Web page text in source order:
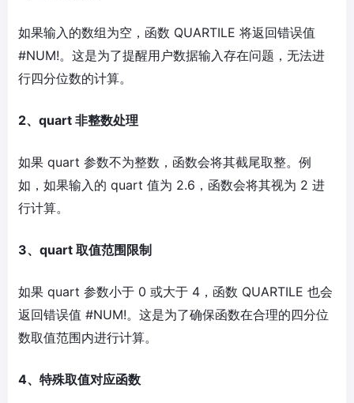
如果输入的数组为空，函数 QUARTILE 将返回错误值
#NUM!。这是为了提醒用户数据输入存在问题，无法进
行四分位数的计算。
2、quart 非整数处理
如果 quart 参数不为整数，函数会将其截尾取整。例
如，如果输入的 quart 值为 2.6，函数会将其视为 2 进
行计算。
3、quart 取值范围限制
如果 quart 参数小于 0 或大于 4，函数 QUARTILE 也会
返回错误值 #NUM!。这是为了确保函数在合理的四分位
数取值范围内进行计算。
4、特殊取值对应函数